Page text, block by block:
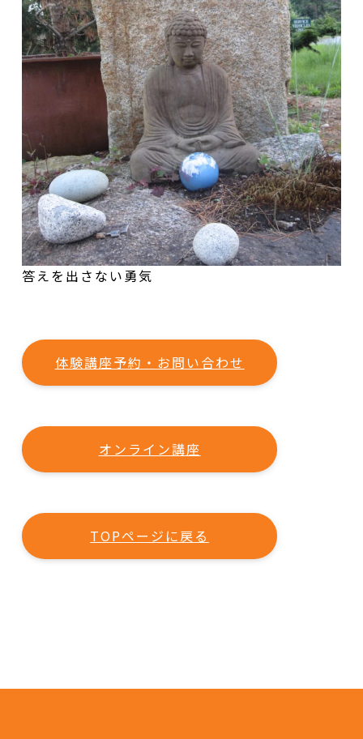
答えを出さない勇気
体験講座予約・お問い合わせ
オンライン講座
TOPページに戻る